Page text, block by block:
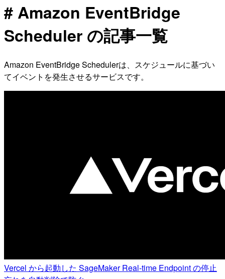
# Amazon EventBridge
Scheduler の記事一覧
Amazon EventBridge Schedulerは、スケジュールに基づい
てイベントを発生させるサービスです。
Vercel から起動した SageMaker Real-time Endpoint の停止